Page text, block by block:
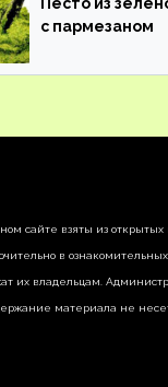
с пармезаном
сайте взяты из открытых
в
их владельцам.
материала не